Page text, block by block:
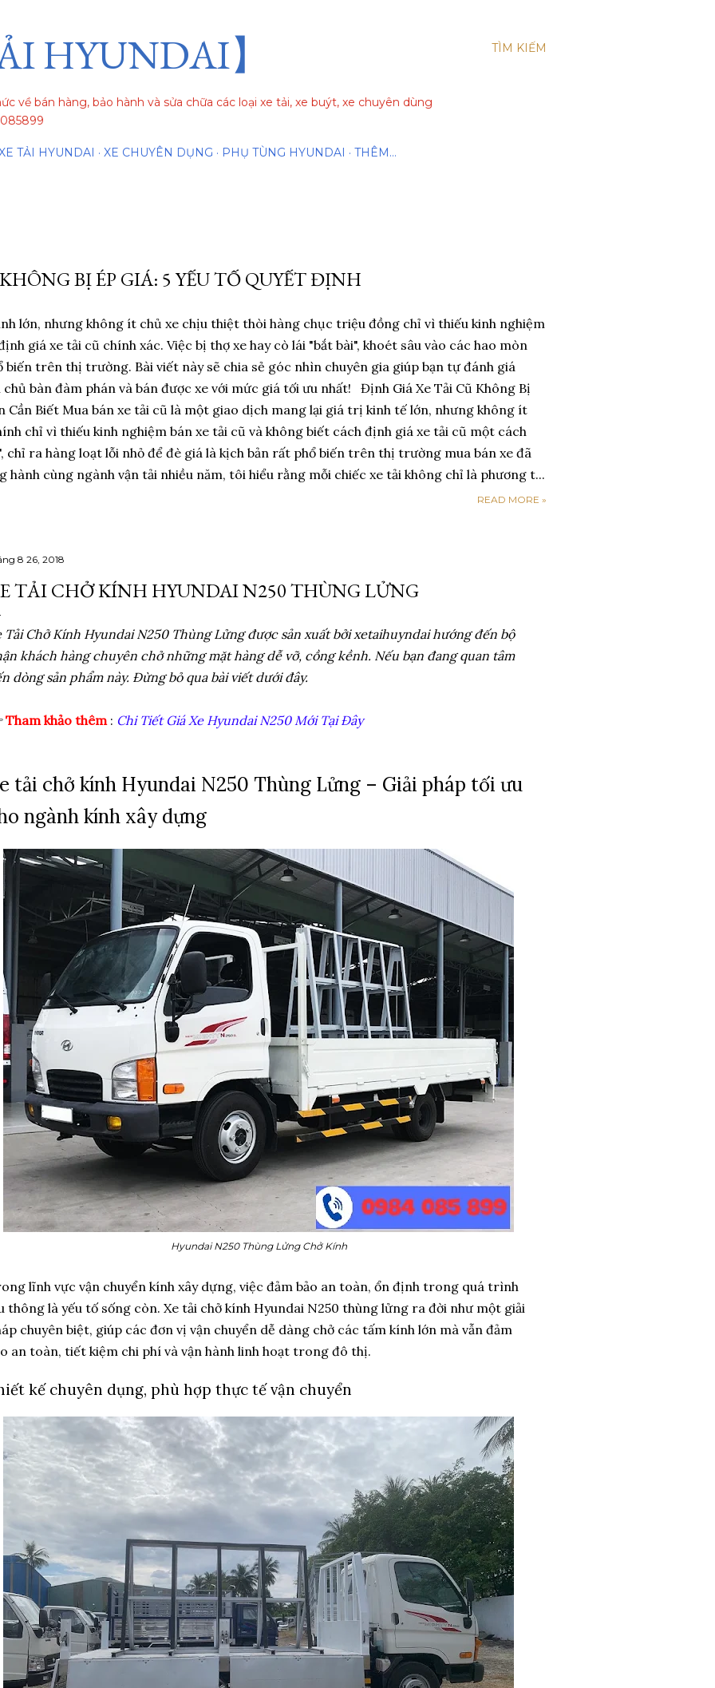
TÌM KIẾM
HYUNDAI】
về bán hàng, bảo hành và sửa chữa các loại xe tải, xe buýt, xe chuyên dùng
TẢI HYUNDAI XE CHUYÊN DỤNG PHỤ TÙNG HYUNDAI THÊM…
BỊ ÉP GIÁ: 5 YẾU TỐ QUYẾT ĐỊNH
lớn, nhưng không ít chủ xe chịu thiệt thòi hàng chục triệu đồng chỉ vì thiếu kinh nghiệm
giá xe tải cũ chính xác. Việc bị thợ xe hay cò lái "bắt bài", khoét sâu vào các hao mòn
biến trên thị trường. Bài viết này sẽ chia sẻ góc nhìn chuyên gia giúp bạn tự đánh giá
bàn đàm phán và bán được xe với mức giá tối ưu nhất! Định Giá Xe Tải Cũ Không Bị
Cần Biết Mua bán xe tải cũ là một giao dịch mang lại giá trị kinh tế lớn, nhưng không ít
chỉ vì thiếu kinh nghiệm bán xe tải cũ và không biết cách định giá xe tải cũ một cách
chỉ ra hàng loạt lỗi nhỏ để đè giá là kịch bản rất phổ biến trên thị trường mua bán xe đã
hành cùng ngành vận tải nhiều năm, tôi hiểu rằng mỗi chiếc xe tải không chỉ là phương t...
READ MORE »
8 26, 2018
TẢI CHỞ KÍNH HYUNDAI N250 THÙNG LỬNG
Tải Chở Kính Hyundai N250 Thùng Lửng được sản xuất bởi xetaihuyndai hướng đến bộ
khách hàng chuyên chở những mặt hàng dễ vỡ, cồng kềnh. Nếu bạn đang quan tâm
dòng sản phẩm này. Đừng bỏ qua bài viết dưới đây.
Tham khảo thêm : Chi Tiết Giá Xe Hyundai N250 Mới Tại Đây
tải chở kính Hyundai N250 Thùng Lửng – Giải pháp tối ưu
ngành kính xây dựng
Hyundai N250 Thùng Lửng Chở Kính
lĩnh vực vận chuyển kính xây dựng, việc đảm bảo an toàn, ổn định trong quá trình
thông là yếu tố sống còn. Xe tải chở kính Hyundai N250 thùng lửng ra đời như một giải
chuyên biệt, giúp các đơn vị vận chuyển dễ dàng chở các tấm kính lớn mà vẫn đảm
an toàn, tiết kiệm chi phí và vận hành linh hoạt trong đô thị.
kế chuyên dụng, phù hợp thực tế vận chuyển